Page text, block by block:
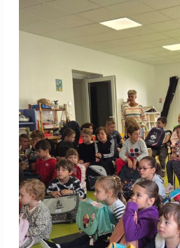
cartables